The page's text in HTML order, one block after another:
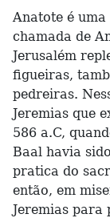
Anatote é
chamada de
Jerusalém
figueiras,
pedreiras.
Jeremias que
586 a.C,
Baal havia
pratica do
então, em
Jeremias para